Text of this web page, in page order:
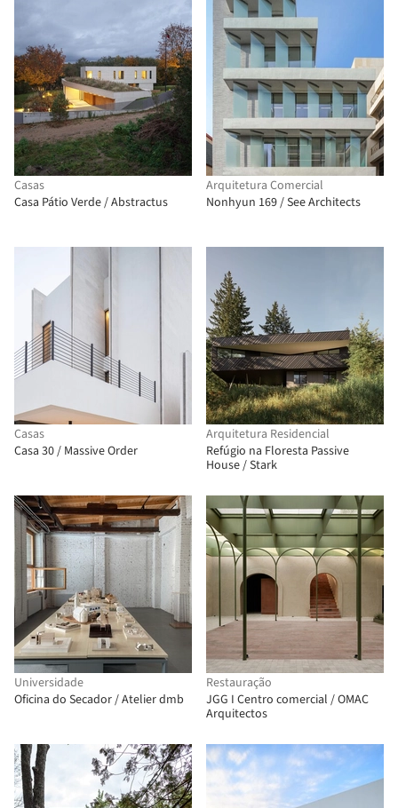
Casas
Casa Pátio Verde / Abstractus
Arquitetura Comercial
Nonhyun 169 / See Architects
Casas
Casa 30 / Massive Order
Arquitetura Residencial
Refúgio na Floresta Passive
House / Stark
Universidade
Oficina do Secador / Atelier dmb
Restauração
JGG I Centro comercial / OMAC
Arquitectos